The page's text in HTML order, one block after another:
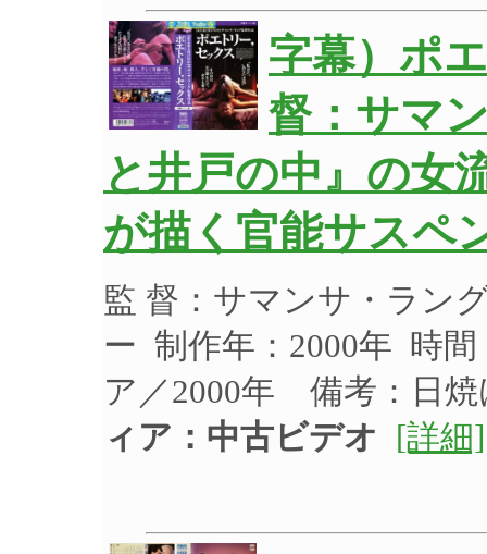
字幕）ポ
督：サマ
と井戸の中』の女
が描く官能サスペ
監 督：サマンサ・ラン
ー 制作年：2000年 時
ア／2000年 備考：日
ィア：中古ビデオ [詳細]